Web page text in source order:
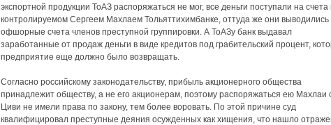
экспортной продукции ТоАЗ распоряжаться не мог, все деньги поступали на счета
контролируемом Сергеем Махлаем Тольяттихимбанке, оттуда же они выводились
офшорные счета членов преступной группировки. А ТоАЗу банк выдавал
заработанные от продаж деньги в виде кредитов под грабительский процент,
предприятие еще должно было возвращать.
Согласно российскому законодательству, прибыль акционерного общества
принадлежит обществу, а не его акционерам, поэтому распоряжаться ею Махлаи
Циви не имели права по закону, тем более воровать. По этой причине суд
квалифицировал преступные деяния осужденных как хищения, что нашло